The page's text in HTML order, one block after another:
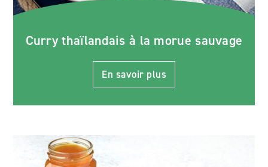
Curry thaïlandais à la morue sauvage
En savoir plus